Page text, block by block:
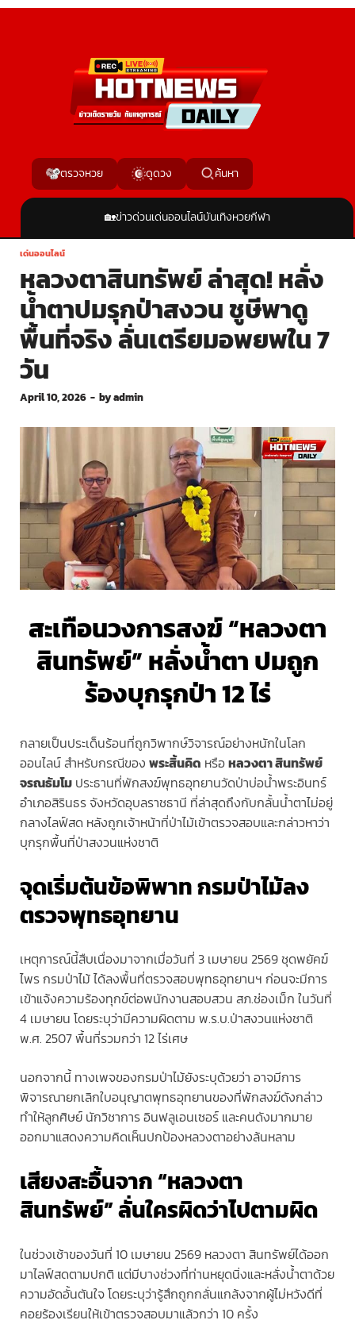
ตรวจหวย ดูดวง ค้นหา
🏡ข่าวด่วนเด่นออนไลน์บันเทิงหวยกีฬา
เด่นออนไลน์
หลวงตาสินทรัพย์ ล่าสุด! หลั่ง
น้ำตาปมรุกป่าสงวน ชูษีพาดู
พื้นที่จริง ลั่นเตรียมอพยพใน 7
วัน
April 10, 2026 - byadmin
สะเทือนวงการสงฆ์ “หลวงตา
สินทรัพย์” หลั่งน้ำตา ปมถูก
ร้องบุกรุกป่า 12 ไร่
กลายเป็นประเด็นร้อนที่ถูกวิพากษ์วิจารณ์อย่างหนักในโลก
ออนไลน์ สำหรับกรณีของ พระสิ้นคิด หรือหลวงตา สินทรัพย์
จรณธัมโม ประธานที่พักสงฆ์พุทธอุทยานวัดป่าบ่อน้ำพระอินทร์
อำเภอสิรินธร จังหวัดอุบลราชธานี ที่ล่าสุดถึงกับกลั้นน้ำตาไม่อยู่
กลางไลฟ์สด หลังถูกเจ้าหน้าที่ป่าไม้เข้าตรวจสอบและกล่าวหาว่า
บุกรุกพื้นที่ป่าสงวนแห่งชาติ
จุดเริ่มต้นข้อพิพาท กรมป่าไม้ลง
ตรวจพุทธอุทยาน
เหตุการณ์นี้สืบเนื่องมาจากเมื่อวันที่ 3 เมษายน 2569 ชุดพยัคฆ์
ไพร กรมป่าไม้ ได้ลงพื้นที่ตรวจสอบพุทธอุทยานฯ ก่อนจะมีการ
เข้าแจ้งความร้องทุกข์ต่อพนักงานสอบสวน สภ.ช่องเม็ก ในวันที่
4 เมษายน โดยระบุว่ามีความผิดตาม พ.ร.บ.ป่าสงวนแห่งชาติ
พ.ศ. 2507 พื้นที่รวมกว่า 12 ไร่เศษ
นอกจากนี้ ทางเพจของกรมป่าไม้ยังระบุด้วยว่า อาจมีการ
พิจารณายกเลิกใบอนุญาตพุทธอุทยานของที่พักสงฆ์ดังกล่าว
ทำให้ลูกศิษย์ นักวิชาการ อินฟลูเอนเซอร์ และคนดังมากมาย
ออกมาแสดงความคิดเห็นปกป้องหลวงตาอย่างล้นหลาม
เสียงสะอื้นจาก “หลวงตา
สินทรัพย์” ลั่นใครผิดว่าไปตามผิด
ในช่วงเช้าของวันที่ 10 เมษายน 2569 หลวงตา สินทรัพย์ได้ออก
มาไลฟ์สดตามปกติ แต่มีบางช่วงที่ท่านหยุดนิ่งและหลั่งน้ำตาด้วย
ความอัดอั้นตันใจ โดยระบุว่ารู้สึกถูกกลั่นแกล้งจากผู้ไม่หวังดีที่
คอยร้องเรียนให้เข้าตรวจสอบมาแล้วกว่า 10 ครั้ง